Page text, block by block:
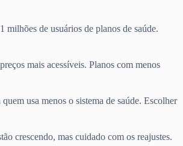
de usuários de planos de saúde.
mais acessíveis. Planos com menos
usa menos o sistema de saúde. Escolher
crescendo, mas cuidado com os reajustes.